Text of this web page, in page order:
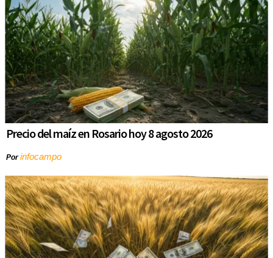
Precio del maíz en Rosario hoy 8 agosto 2026
Porinfocampo